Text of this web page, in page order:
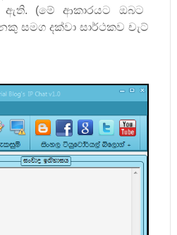
(මේ ආකාරයට ඔබට
සමග දක්වා සාර්ථකව චැට්